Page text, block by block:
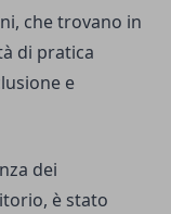
che trovano in
di pratica
e
dei
è stato